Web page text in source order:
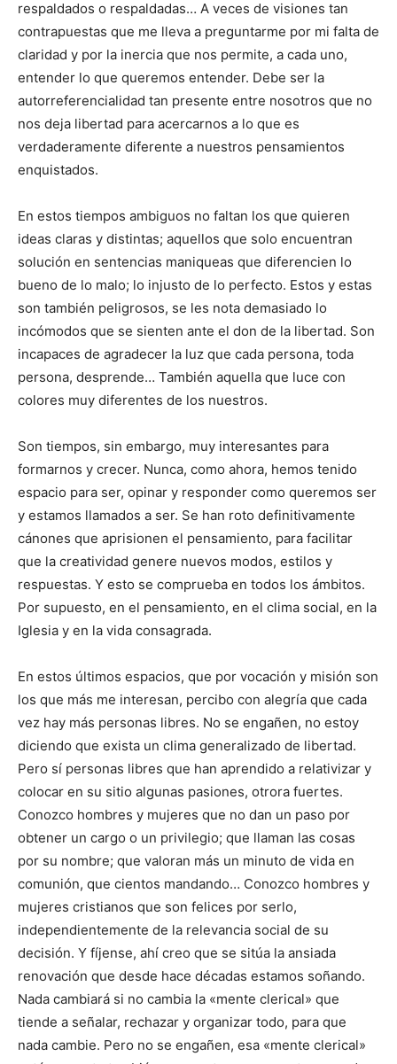
respaldados o respaldadas… A veces de visiones tan
contrapuestas que me lleva a preguntarme por mi falta de
claridad y por la inercia que nos permite, a cada uno,
entender lo que queremos entender. Debe ser la
autorreferencialidad tan presente entre nosotros que no
nos deja libertad para acercarnos a lo que es
verdaderamente diferente a nuestros pensamientos
enquistados.
En estos tiempos ambiguos no faltan los que quieren
ideas claras y distintas; aquellos que solo encuentran
solución en sentencias maniqueas que diferencien lo
bueno de lo malo; lo injusto de lo perfecto. Estos y estas
son también peligrosos, se les nota demasiado lo
incómodos que se sienten ante el don de la libertad. Son
incapaces de agradecer la luz que cada persona, toda
persona, desprende… También aquella que luce con
colores muy diferentes de los nuestros.
Son tiempos, sin embargo, muy interesantes para
formarnos y crecer. Nunca, como ahora, hemos tenido
espacio para ser, opinar y responder como queremos ser
y estamos llamados a ser. Se han roto definitivamente
cánones que aprisionen el pensamiento, para facilitar
que la creatividad genere nuevos modos, estilos y
respuestas. Y esto se comprueba en todos los ámbitos.
Por supuesto, en el pensamiento, en el clima social, en la
Iglesia y en la vida consagrada.
En estos últimos espacios, que por vocación y misión son
los que más me interesan, percibo con alegría que cada
vez hay más personas libres. No se engañen, no estoy
diciendo que exista un clima generalizado de libertad.
Pero sí personas libres que han aprendido a relativizar y
colocar en su sitio algunas pasiones, otrora fuertes.
Conozco hombres y mujeres que no dan un paso por
obtener un cargo o un privilegio; que llaman las cosas
por su nombre; que valoran más un minuto de vida en
comunión, que cientos mandando… Conozco hombres y
mujeres cristianos que son felices por serlo,
independientemente de la relevancia social de su
decisión. Y fíjense, ahí creo que se sitúa la ansiada
renovación que desde hace décadas estamos soñando.
Nada cambiará si no cambia la «mente clerical» que
tiende a señalar, rechazar y organizar todo, para que
nada cambie. Pero no se engañen, esa «mente clerical»